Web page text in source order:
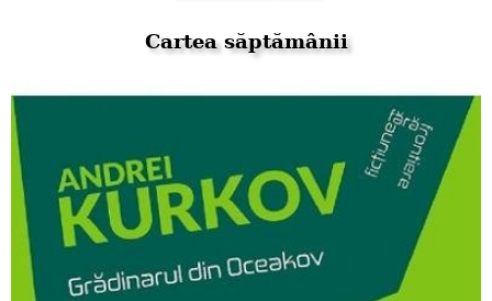
Cartea săptămânii